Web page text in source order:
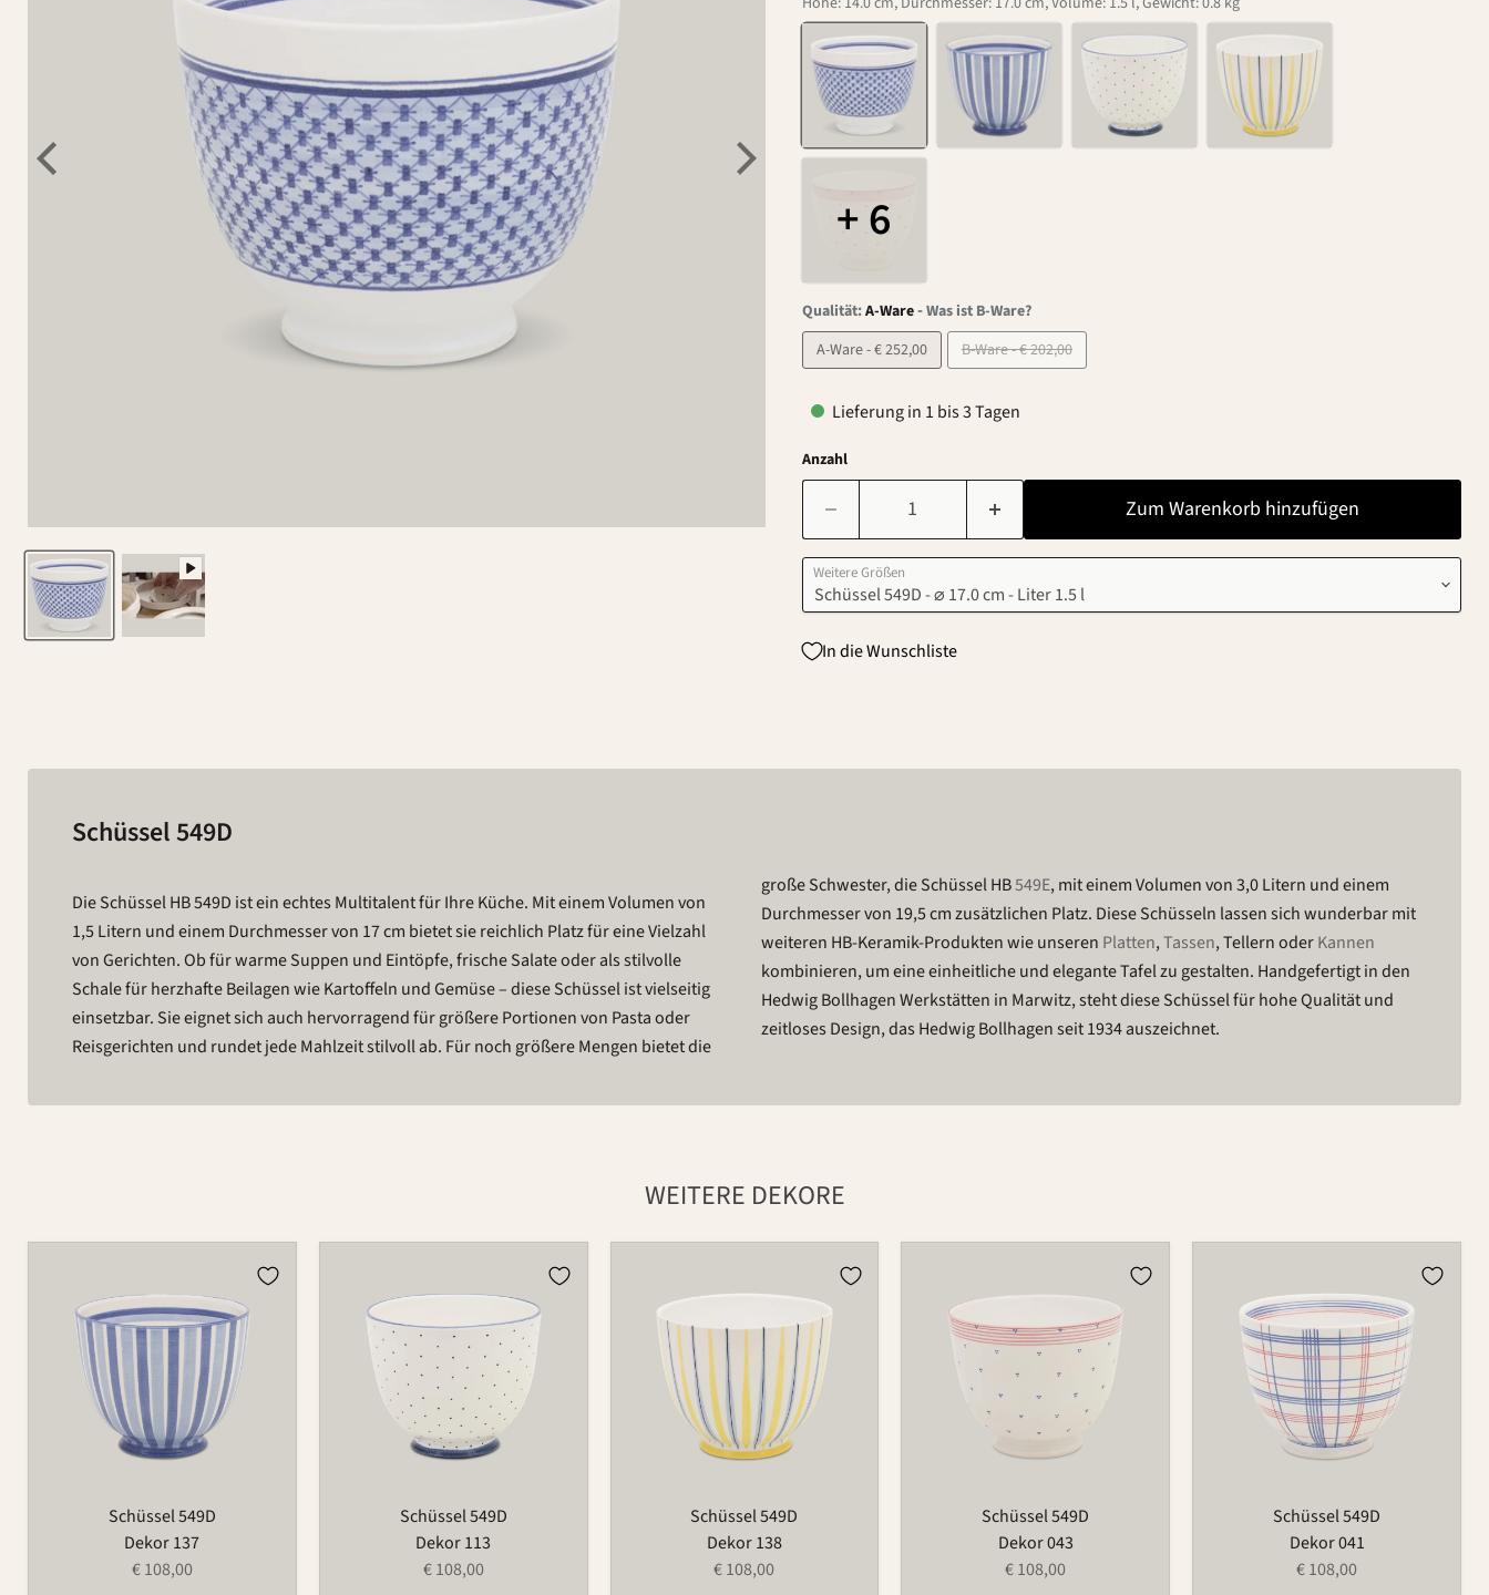
+ 6
Qualität:A-Ware-Was ist B-Ware?
A-Ware - € 252,00
B-Ware - € 202,00
Lieferung in 1 bis 3 Tagen
Anzahl
Zum Warenkorb hinzufügen
Weitere Größen
In die Wunschliste
Schüssel 549D
Die Schüssel HB 549D ist ein echtes Multitalent für Ihre Küche. Mit einem Volumen von
1,5 Litern und einem Durchmesser von 17 cm bietet sie reichlich Platz für eine Vielzahl
von Gerichten. Ob für warme Suppen und Eintöpfe, frische Salate oder als stilvolle
Schale für herzhafte Beilagen wie Kartoffeln und Gemüse – diese Schüssel ist vielseitig
einsetzbar. Sie eignet sich auch hervorragend für größere Portionen von Pasta oder
Reisgerichten und rundet jede Mahlzeit stilvoll ab. Für noch größere Mengen bietet die
große Schwester, die Schüssel HB549E, mit einem Volumen von 3,0 Litern und einem
Durchmesser von 19,5 cm zusätzlichen Platz. Diese Schüsseln lassen sich wunderbar mit
weiteren HB-Keramik-Produkten wie unseren Platten,Tassen, Tellern oderKannen
kombinieren, um eine einheitliche und elegante Tafel zu gestalten. Handgefertigt in den
Hedwig Bollhagen Werkstätten in Marwitz, steht diese Schüssel für hohe Qualität und
zeitloses Design, das Hedwig Bollhagen seit 1934 auszeichnet.
WEITERE DEKORE
Schüssel 549D
Dekor 137
€ 108,00
Schüssel 549D
Dekor 113
€ 108,00
Schüssel 549D
Dekor 138
€ 108,00
Schüssel 549D
Dekor 043
€ 108,00
Schüssel 549D
Dekor 041
€ 108,00